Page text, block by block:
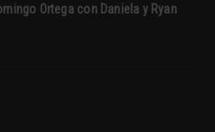
Ortega con Daniela y Ryan